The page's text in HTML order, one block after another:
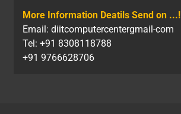
More Information Deatils Send on ...!
Email: diitcomputercentergmail-com
Tel: +91 8308118788
+91 9766628706